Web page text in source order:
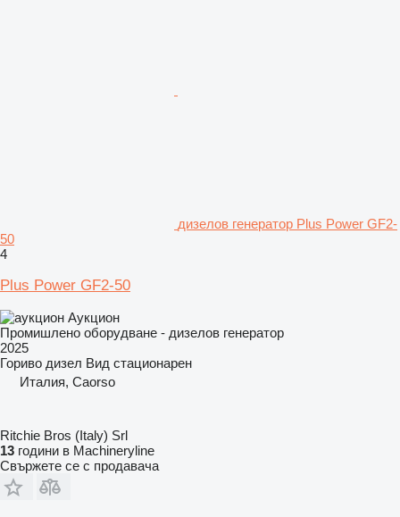
дизелов генератор Plus Power GF2-
50
4
Plus Power GF2-50
Аукцион
Промишлено оборудване - дизелов генератор
2025
Гориво дизел Вид стационарен
Италия, Caorso
Ritchie Bros (Italy) Srl
13 години в Machineryline
Свържете се с продавача